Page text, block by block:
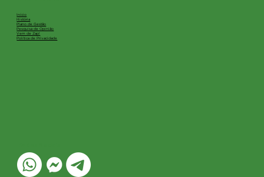
Início
História
Plano de Gestão
Pesquisa de Opinião
Vem de Zap!
Política de Privacidade